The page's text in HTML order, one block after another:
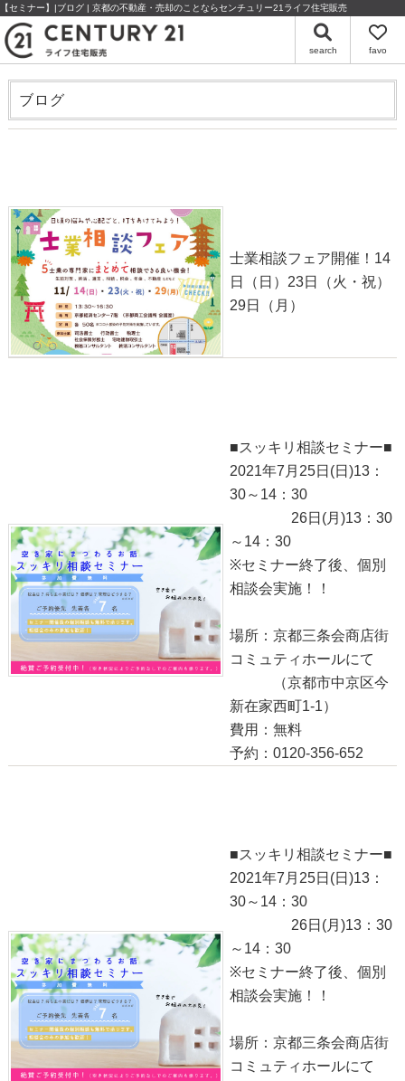
【セミナー】|ブログ | 京都の不動産・売却のことならセンチュリー21ライフ住宅販売
search favo
ブログ
士業相談フェア開催！14
日（日）23日（火・祝）
29日（月）
■スッキリ相談セミナー■
2021年7月25日(日)13：
30～14：30
26日(月)13：30
～14：30
※セミナー終了後、個別
相談会実施！！
場所：京都三条会商店街
コミュティホールにて
（京都市中京区今
新在家西町1-1）
費用：無料
予約：0120-356-652
■スッキリ相談セミナー■
2021年7月25日(日)13：
30～14：30
26日(月)13：30
～14：30
※セミナー終了後、個別
相談会実施！！
場所：京都三条会商店街
コミュティホールにて